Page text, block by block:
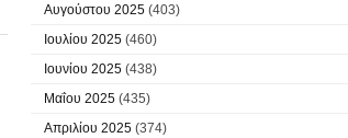
Αυγούστου 2025 (403)
Ιουλίου 2025 (460)
Ιουνίου 2025 (438)
Μαΐου 2025 (435)
Απριλίου 2025 (374)